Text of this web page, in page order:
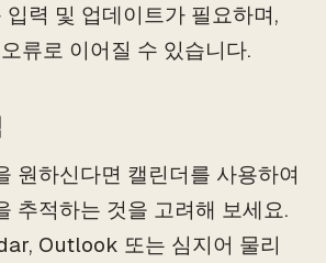
입력 및 업데이트가 필요하며,
류로 이어질 수 있습니다.
원하신다면 캘린더를 사용하여
추적하는 것을 고려해 보세요.
Outlook 또는 심지어 물리